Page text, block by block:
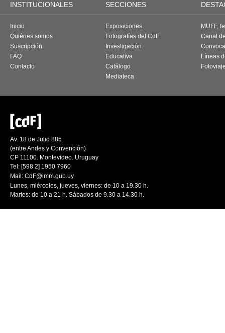
INSTITUCIONALES SECCIONES
Inicio
Quiénes somos
Suscripción
FAQ
Contacto
Exposiciones
Fotografías del CdF
Investigación
Educativa
Catálogo
Mediateca
MUFF,
Canal
Líneas
Av. 18 de Julio 885
(entre Andes y Convención)
CP 11100. Montevideo. Uruguay
Tel: [598 2] 1950 7960
Mail: CdF@imm.gub.uy
Lunes, miércoles, jueves, viernes: de 10 a 19.30 h.
Martes: de 10 a 21 h. Sábados de 9.30 a 14.30 h.